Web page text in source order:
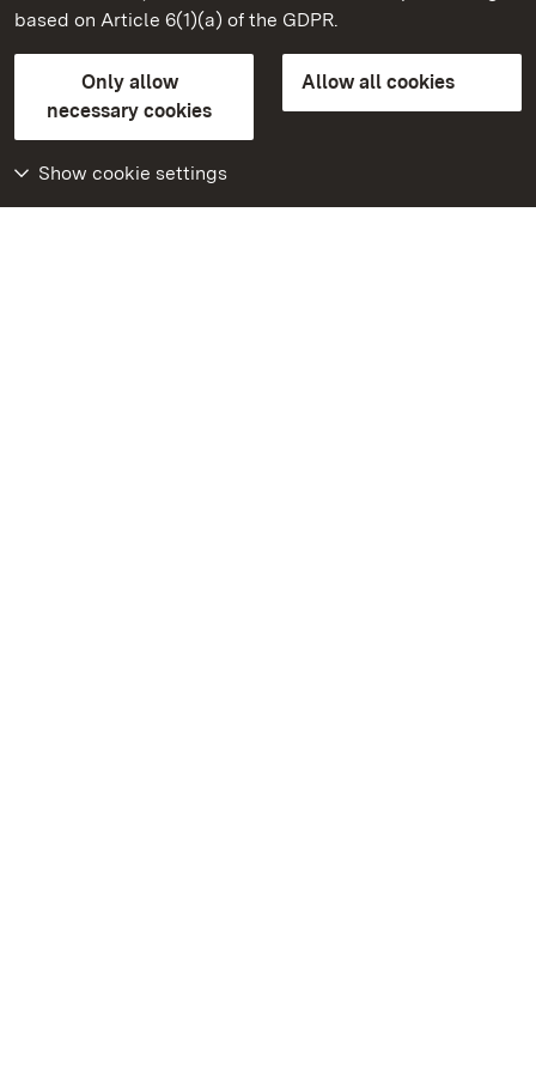
based on Article 6(1)(a) of the GDPR.
Only allow
necessary cookies
Allow all cookies
Show cookie settings
State Palaces and Gardens of Baden-Wuerttemberg
Contact usFAQMasthead
Declaration on barrier-free access
BITV-konform (geprüfte Seiten)